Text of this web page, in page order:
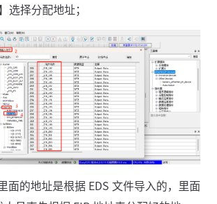
选择分配地址；
面的地址是根据 EDS 文件导入的，里面